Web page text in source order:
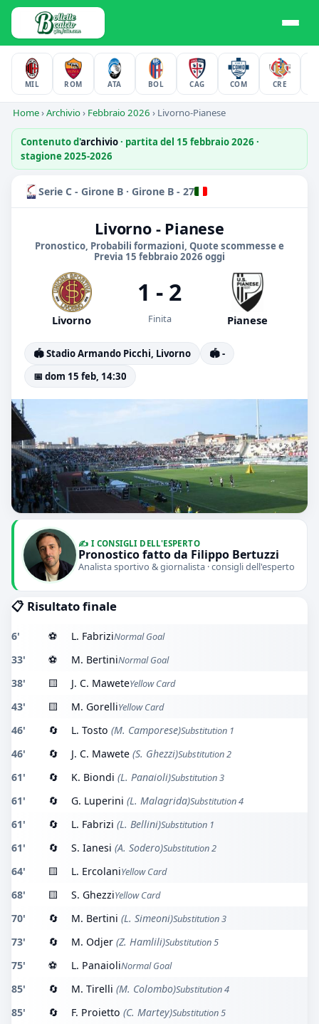
MIL ROM ATA BOL CAG COM CRE
Home›Archivio› Febbraio 2026 › Livorno-Pianese
Contenuto d'archivio· partita del 15 febbraio 2026 ·
stagione 2025-2026
Serie C - Girone B · Girone B - 27
Livorno - Pianese
Pronostico, Probabili formazioni, Quote scommesse e
Previa 15 febbraio 2026 oggi
Livorno
1 - 2
Finita Pianese
🏟️ Stadio Armando Picchi, Livorno
🏟️ -
📅 dom 15 feb, 14:30
✍️ I CONSIGLI DELL'ESPERTO
Pronostico fatto da Filippo Bertuzzi
Analista sportivo & giornalista · consigli dell'esperto
📋 Risultato finale
6' ⚽ L. FabriziNormal Goal
33' ⚽ M. BertiniNormal Goal
38' 🟨 J. C. MaweteYellow Card
43' 🟨 M. GorelliYellow Card
46' 🔄 L. Tosto (M. Camporese)Substitution 1
46' 🔄 J. C. Mawete (S. Ghezzi)Substitution 2
61' 🔄 K. Biondi (L. Panaioli)Substitution 3
61' 🔄 G. Luperini (L. Malagrida)Substitution 4
61' 🔄 L. Fabrizi (L. Bellini)Substitution 1
61' 🔄 S. Ianesi (A. Sodero)Substitution 2
64' 🟨 L. ErcolaniYellow Card
68' 🟨 S. GhezziYellow Card
70' 🔄 M. Bertini (L. Simeoni)Substitution 3
73' 🔄 M. Odjer (Z. Hamlili)Substitution 5
75' ⚽ L. PanaioliNormal Goal
85' 🔄 M. Tirelli (M. Colombo)Substitution 4
85' 🔄 F. Proietto (C. Martey)Substitution 5